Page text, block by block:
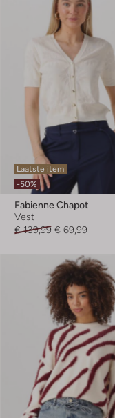
Laatste item
-50%
Fabienne Chapot
Vest
€ 139,99 € 69,99